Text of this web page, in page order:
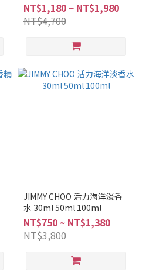
NT$1,180 ~ NT$1,980
NT$4,700
JIMMY CHOO 活力海洋淡香
水 30ml 50ml 100ml
NT$750 ~ NT$1,380
NT$3,800